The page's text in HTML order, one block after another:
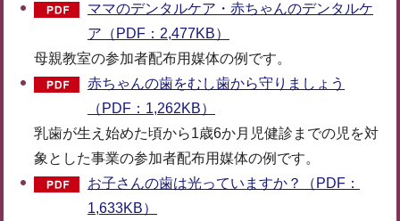
ママのデンタルケア・赤ちゃんのデンタルケ
ア（PDF：2,477KB）
母親教室の参加者配布用媒体の例です。
赤ちゃんの歯をむし歯から守りましょう
（PDF：1,262KB）
乳歯が生え始めた頃から1歳6か月児健診までの児を対
象とした事業の参加者配布用媒体の例です。
お子さんの歯は光っていますか？（PDF：
1,633KB）